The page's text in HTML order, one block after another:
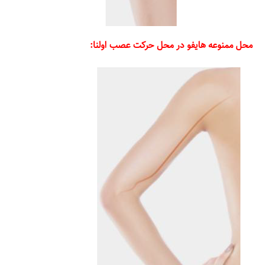
محل ممنوعه هایفو در محل حرکت عصب اولنا: